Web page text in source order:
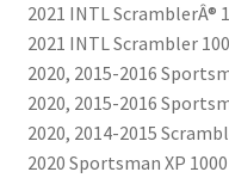
2021 INTL ScramblerÂ®
2021 INTL Scrambler
2020, 2015-2016
2020, 2015-2016
2020, 2014-2015
2020 Sportsman XP 1000